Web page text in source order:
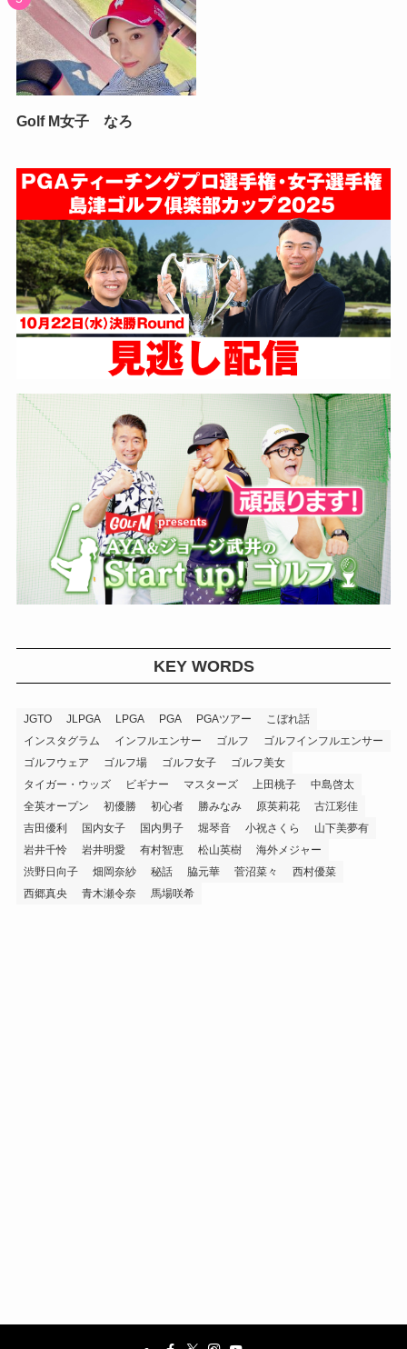
Golf M女子 なろ
KEY WORDS
JGTO JLPGA LPGA PGA PGAツアー
こぼれ話
インスタグラム
インフルエンサー ゴルフ
ゴルフインフルエンサー
ゴルフウェア
ゴルフ場 ゴルフ女子
ゴルフ美女
タイガー・ウッズ
ビギナー マスターズ 上田桃子
中島啓太
全英オープン
初優勝 初心者 勝みなみ 原英莉花
古江彩佳
吉田優利
国内女子 国内男子 堀琴音 小祝さくら
山下美夢有
岩井千怜
岩井明愛 有村智恵 松山英樹
海外メジャー
渋野日向子
畑岡奈紗 秘話 脇元華 菅沼菜々
西村優菜
西郷真央
青木瀬令奈 馬場咲希